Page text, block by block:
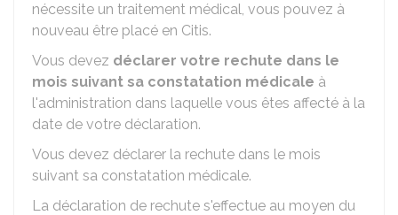
nécessite un traitement médical, vous pouvez à
nouveau être placé en Citis.
Vous devez déclarer votre rechute dans le
mois suivant sa constatation médicale à
l'administration dans laquelle vous êtes affecté à la
date de votre déclaration.
Vous devez déclarer la rechute dans le mois
suivant sa constatation médicale.
La déclaration de rechute s'effectue au moyen du